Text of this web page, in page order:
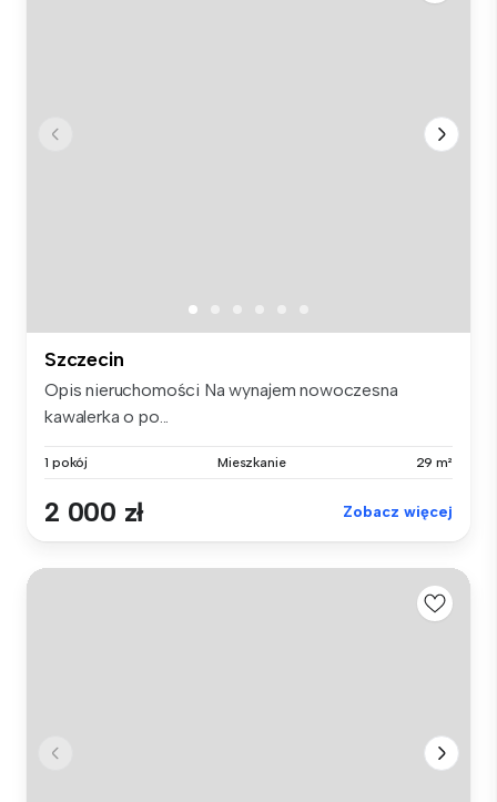
Szczecin
Opis nieruchomości Na wynajem nowoczesna
kawalerka o po...
1 pokój Mieszkanie 29 m²
2 000 zł Zobacz więcej